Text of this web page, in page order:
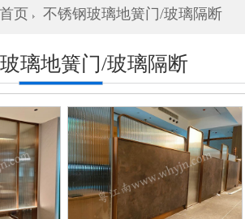
首页 不锈钢玻璃地簧门/玻璃隔断
璃地簧门/玻璃隔断